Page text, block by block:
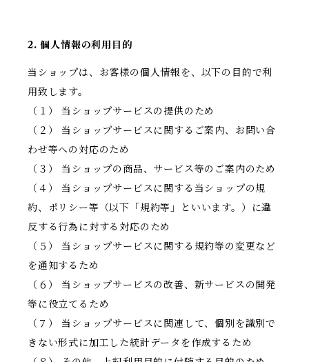
2. 個人情報の利用目的
当ショップは、お客様の個人情報を、以下の目的で利
用致します。
（１） 当ショップサービスの提供のため
（２） 当ショップサービスに関するご案内、お問い合
わせ等への対応のため
（３） 当ショップの商品、サービス等のご案内のため
（４） 当ショップサービスに関する当ショップの規
約、ポリシー等（以下「規約等」といいます。）に違
反する行為に対する対応のため
（５） 当ショップサービスに関する規約等の変更など
を通知するため
（６） 当ショップサービスの改善、新サービスの開発
等に役立てるため
（７） 当ショップサービスに関連して、個別を識別で
きない形式に加工した統計データを作成するため